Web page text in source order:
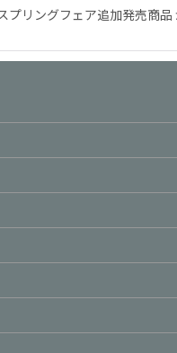
絞り込む
リングフェア追加発売商